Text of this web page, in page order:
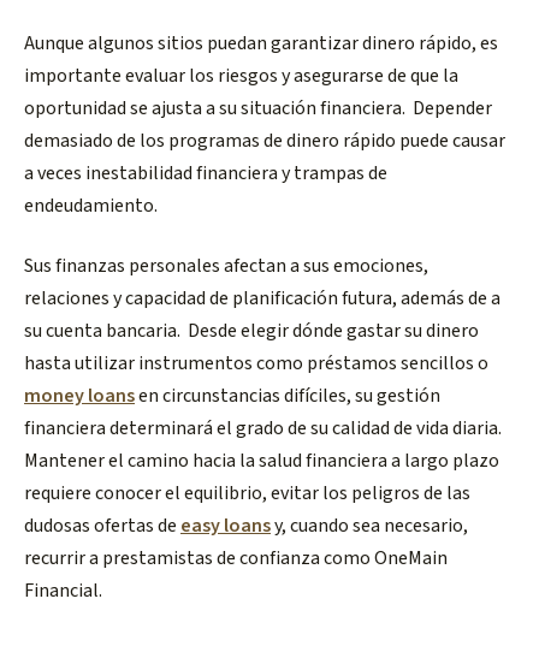
Aunque algunos sitios puedan garantizar dinero rápido, es
importante evaluar los riesgos y asegurarse de que la
oportunidad se ajusta a su situación financiera. Depender
demasiado de los programas de dinero rápido puede causar
a veces inestabilidad financiera y trampas de
endeudamiento.
Sus finanzas personales afectan a sus emociones,
relaciones y capacidad de planificación futura, además de a
su cuenta bancaria. Desde elegir dónde gastar su dinero
hasta utilizar instrumentos como préstamos sencillos o
money loansen circunstancias difíciles, su gestión
financiera determinará el grado de su calidad de vida diaria.
Mantener el camino hacia la salud financiera a largo plazo
requiere conocer el equilibrio, evitar los peligros de las
dudosas ofertas de easy loansy, cuando sea necesario,
recurrir a prestamistas de confianza como OneMain
Financial.